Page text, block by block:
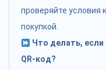
проверяйте условия
покупкой.
Что делать, если
QR-код?